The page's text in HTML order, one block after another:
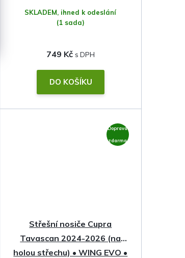
SKLADEM, ihned k odeslání
(1 sada)
749 Kč
DO KOŠÍKU
Doprava
zdarma
Střešní nosiče Cupra
Tavascan 2024-2026 (na
holou střechu) • WING EVO •